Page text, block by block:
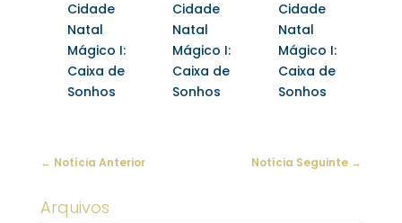
Cidade
Natal
Mágico I:
Caixa de
Sonhos
Cidade
Natal
Mágico I:
Caixa de
Sonhos
Cidade
Natal
Mágico I:
Caixa de
Sonhos
← Notícia Anterior Notícia Seguinte →
Arquivos